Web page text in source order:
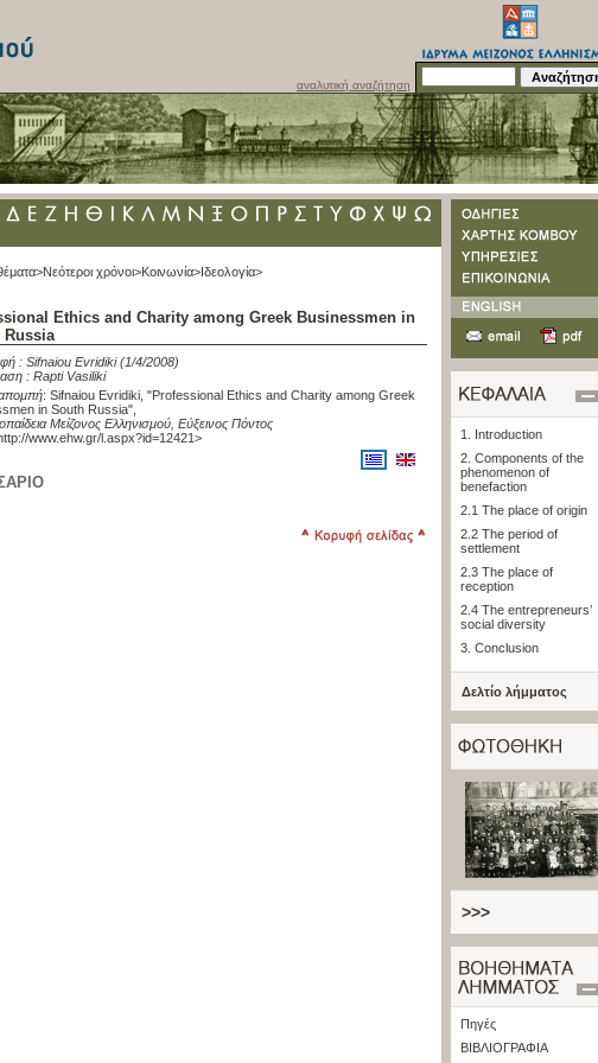
αναλυτική αναζήτηση
Νεότεροι χρόνοι>Κοινωνία>Ιδεολογία>
Ethics and Charity among Greek Businessmen in
Russia
: Sifnaiou Evridiki (1/4/2008)
: Rapti Vasiliki
: Sifnaiou Evridiki, "Professional Ethics and Charity among Greek
in South Russia"
Μείζονος Ελληνισμού, Εύξεινος Πόντος
www.ehw.gr/l.aspx?id=12421>
1. Introduction
2. Components of the
phenomenon of
benefaction
2.1 The place of origin
2.2 The period of
settlement
2.3 The place of
reception
2.4 The entrepreneurs’
social diversity
3. Conclusion
Δελτίο λήμματος
>>>
Πηγές
ΒΙΒΛΙΟΓΡΑΦΙΑ